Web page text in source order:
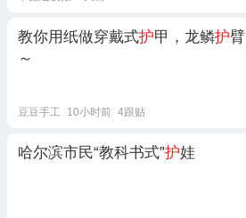
教你用纸做穿戴式护甲，龙鳞护臂
～
豆豆手工 10小时前 4跟贴
哈尔滨市民“教科书式”护娃